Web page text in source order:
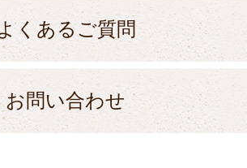
くあるご質問
お問い合わせ